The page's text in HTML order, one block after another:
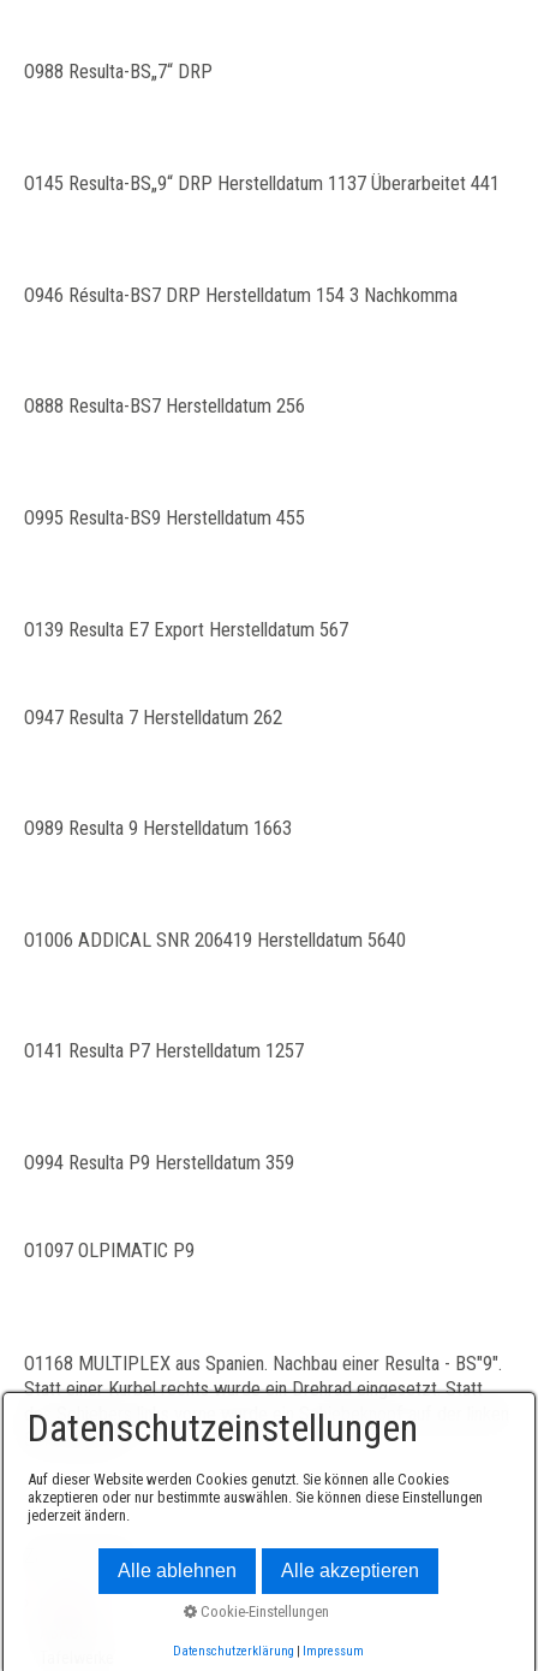
O988 Resulta-BS„7“ DRP
O145 Resulta-BS„9“ DRP Herstelldatum 1137 Überarbeitet 441
O946 Résulta-BS7 DRP Herstelldatum 154 3 Nachkomma
O888 Resulta-BS7 Herstelldatum 256
O995 Resulta-BS9 Herstelldatum 455
O139 Resulta E7 Export Herstelldatum 567
O947 Resulta 7 Herstelldatum 262
O989 Resulta 9 Herstelldatum 1663
O1006 ADDICAL SNR 206419 Herstelldatum 5640
O141 Resulta P7 Herstelldatum 1257
O994 Resulta P9 Herstelldatum 359
O1097 OLPIMATIC P9
O1168 MULTIPLEX aus Spanien. Nachbau einer Resulta - BS"9".
Statt einer Kurbel rechts wurde ein Drehrad eingesetzt. Statt
des Schiebers links vorne wurde ein Schiebeknopf auf der linken
Seite plaziert.
Zahlenschieber
Datenschutzeinstellungen
Auf dieser Website werden Cookies genutzt. Sie können alle Cookies
akzeptieren oder nur bestimmte auswählen. Sie können diese Einstellungen
jederzeit ändern.
Alle ablehnen Alle akzeptieren
Cookie-Einstellungen
Datenschutzerklärung | Impressum